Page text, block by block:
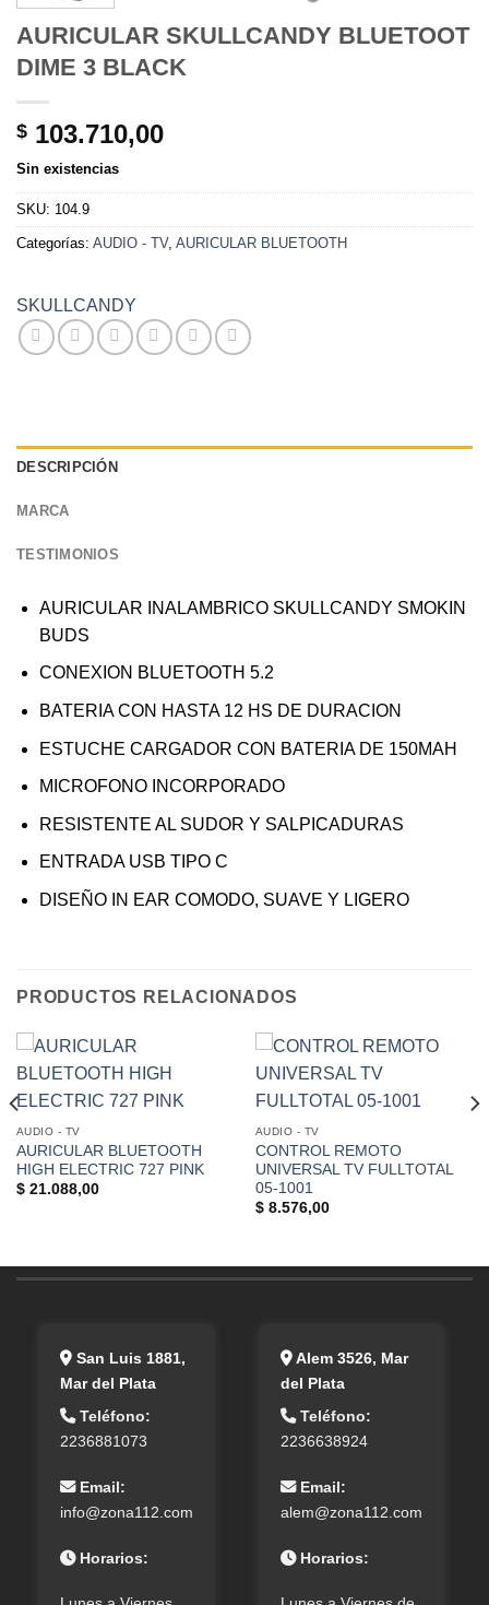
AURICULAR SKULLCANDY BLUETOOT
DIME 3 BLACK
$ 103.710,00
Sin existencias
SKU: 104.9
Categorías: AUDIO - TV, AURICULAR BLUETOOTH
SKULLCANDY
DESCRIPCIÓN
MARCA
TESTIMONIOS
AURICULAR INALAMBRICO SKULLCANDY SMOKIN
BUDS
CONEXION BLUETOOTH 5.2
BATERIA CON HASTA 12 HS DE DURACION
ESTUCHE CARGADOR CON BATERIA DE 150MAH
MICROFONO INCORPORADO
RESISTENTE AL SUDOR Y SALPICADURAS
ENTRADA USB TIPO C
DISEÑO IN EAR COMODO, SUAVE Y LIGERO
PRODUCTOS RELACIONADOS
AUDIO - TV
AURICULAR BLUETOOTH
HIGH ELECTRIC 727 PINK
$21.088,00
AUDIO - TV
CONTROL REMOTO
UNIVERSAL TV FULLTOTAL
05-1001
$8.576,00
San Luis 1881,
Mar del Plata
Teléfono:
2236881073
Email:
info@zona112.com
Horarios:
Alem 3526, Mar
del Plata
Teléfono:
2236638924
Email:
alem@zona112.com
Horarios: